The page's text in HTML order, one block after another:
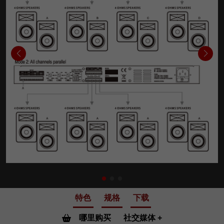
特色 规格 下载
哪里购买 社交媒体